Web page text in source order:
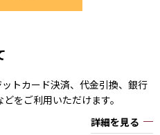
トカード決済、代金引換、銀行
をご利用いただけます。
詳細を見る